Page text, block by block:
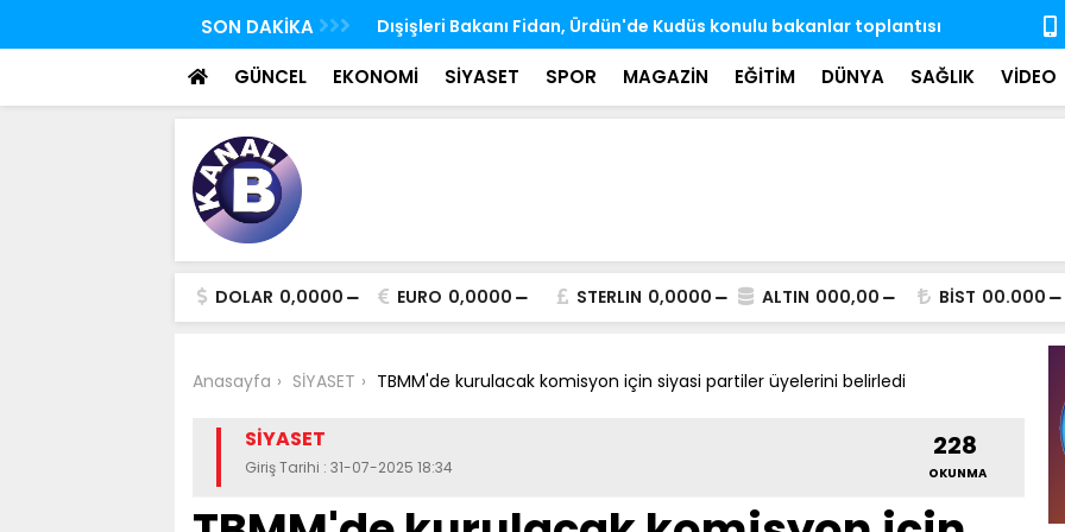
SON DAKİKA
Kudüs konulu bakanlar toplantısı
Ağustos ayı yaşlı ve engelli aylıkları artışlı şekilde hesaplara
yatırılmaya başlandı
GÜNCEL EKONOMİ SİYASET SPOR MAGAZİN EĞİTİM DÜNYA SAĞLIK VİDEO
DOLAR 0,0000 EURO 0,0000 STERLIN 0,0000 ALTIN 000,00 BİST 00.000
Anasayfa SİYASET TBMM'de kurulacak komisyon için siyasi partiler üyelerini belirledi
SİYASET
Giriş Tarihi : 31-07-2025 18:34
228
OKUNMA